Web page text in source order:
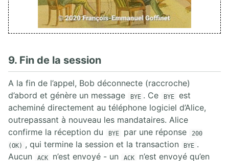
9. Fin de la session
A la fin de l’appel, Bob déconnecte (raccroche)
d’abord et génère un message
BYE . Ce BYE
est
acheminé directement au téléphone logiciel d’Alice,
outrepassant à nouveau les mandataires. Alice
confirme la réception du
BYE par une réponse
200
(OK) , qui termine la session et la transaction BYE .
Aucun
ACK n’est envoyé - un ACK
n’est envoyé qu’en